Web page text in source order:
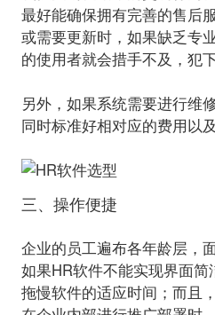
最好能确保拥有完善的售后
或需要更新时，如果缺乏专
的使用者就会措手不及，犯
另外，如果系统需要进行维
同时标准好相对应的费用以
三、操作便捷
企业的员工遍布各年龄层，
如果HR软件不能实现界面
拖慢软件的适应时间；而且